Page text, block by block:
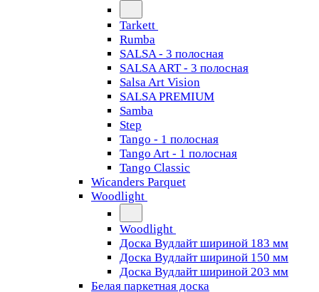
Tarkett
Rumba
SALSA - 3 полосная
SALSA ART - 3 полосная
Salsa Art Vision
SALSA PREMIUM
Samba
Step
Tango - 1 полосная
Tango Art - 1 полосная
Tango Classiс
Wicanders Parquet
Woodlight
Woodlight
Доска Вудлайт шириной 183 мм
Доска Вудлайт шириной 150 мм
Доска Вудлайт шириной 203 мм
Белая паркетная доска